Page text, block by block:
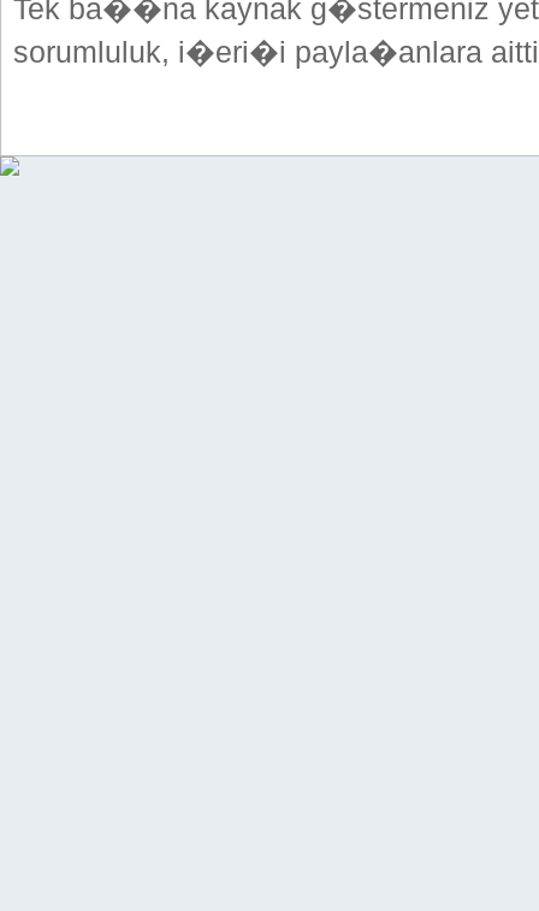
Tek ba��na kaynak g�stermeniz
sorumluluk, i�eri�i payla�anlara